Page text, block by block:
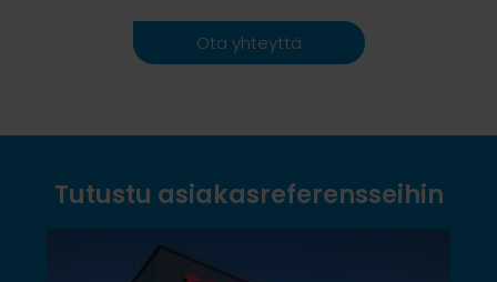
Ota yhteyttä
Tutustu asiakasreferensseihin